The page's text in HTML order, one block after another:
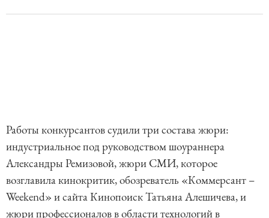
Работы конкурсантов судили три состава жюри:
индустриальное под руководством шоураннера
Александры Ремизовой, жюри СМИ, которое
возглавила кинокритик, обозреватель «Коммерсант –
Weekend» и сайта Кинопоиск Татьяна Алешичева, и
жюри профессионалов в области технологий в